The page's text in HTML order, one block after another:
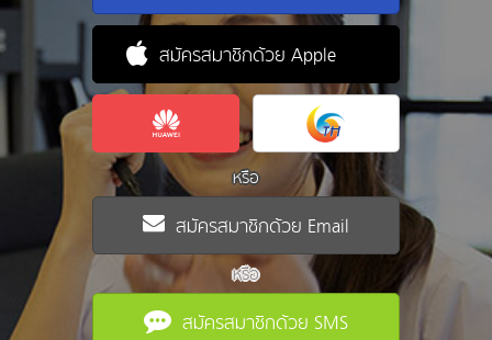
สมัครสมาชิกด้วย Apple
หรือ
สมัครสมาชิกด้วย Email
หรือ
สมัครสมาชิกด้วย SMS